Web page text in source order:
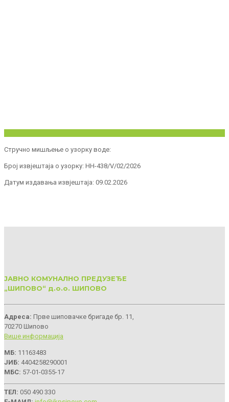
Стручно мишљење о узорку воде:
Број извјештаја о узорку: HH-438/V/02/2026
Датум издавања извјештаја: 09.02.2026
ЈАВНО КОМУНАЛНО ПРЕДУЗЕЂЕ
„ШИПОВО“ д.о.о. ШИПОВО
Aдреса: Прве шиповачке бригаде бр. 11,
70270 Шипово
Више информација
МБ: 11163483
ЈИБ: 4404258290001
МБС: 57-01-0355-17
ТЕЛ: 050 490 330